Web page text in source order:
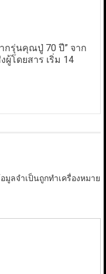
กรุ่นคุณปู่ 70 ปี” จาก
โดยสาร เริ่ม 14
มูลจำเป็นถูกทำเครื่องหมาย